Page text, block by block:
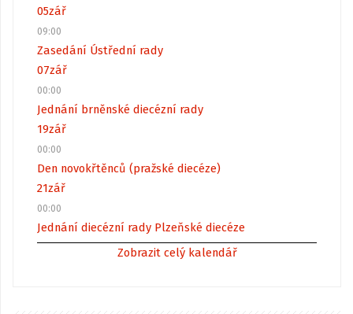
05zář
09:00
Zasedání Ústřední rady
07zář
00:00
Jednání brněnské diecézní rady
19zář
00:00
Den novokřtěnců (pražské diecéze)
21zář
00:00
Jednání diecézní rady Plzeňské diecéze
Zobrazit celý kalendář